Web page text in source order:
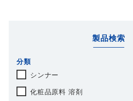
製品検索
分類
シンナー
化粧品原料 溶剤